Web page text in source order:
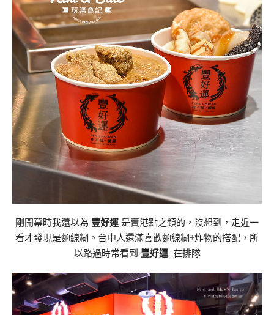
剛開幕時我還以為 豐好運 是賣港點之類的，沒想到，走近一
看才發現是麵線糊。台中人還滿喜歡麵線糊+炸物的搭配，所
以路過時常看到 豐好運 在排隊